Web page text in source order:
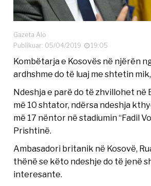
Gazeta Alo
Publikuar: 05/04/2019
19:05
Kombëtarja e Kosovës në njërën
ardhshme do të luaj me shtetin
Ndeshja e parë do të zhvillohet në
më 10 shtator, ndërsa ndeshja
më 17 nëntor në stadiumin “Fadil
Prishtinë.
Ambasadori britanik në Kosovë,
thënë se këto ndeshje do të jenë
interesante.